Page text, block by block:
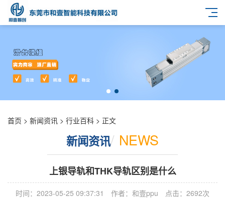
首页 > 新闻资讯 > 行业百科 > 正文
新闻资讯/ NEWS
上银导轨和THK导轨区别是什么
时间：2023-05-25 09:37:31 作者：和壹ppu 点击：2692次